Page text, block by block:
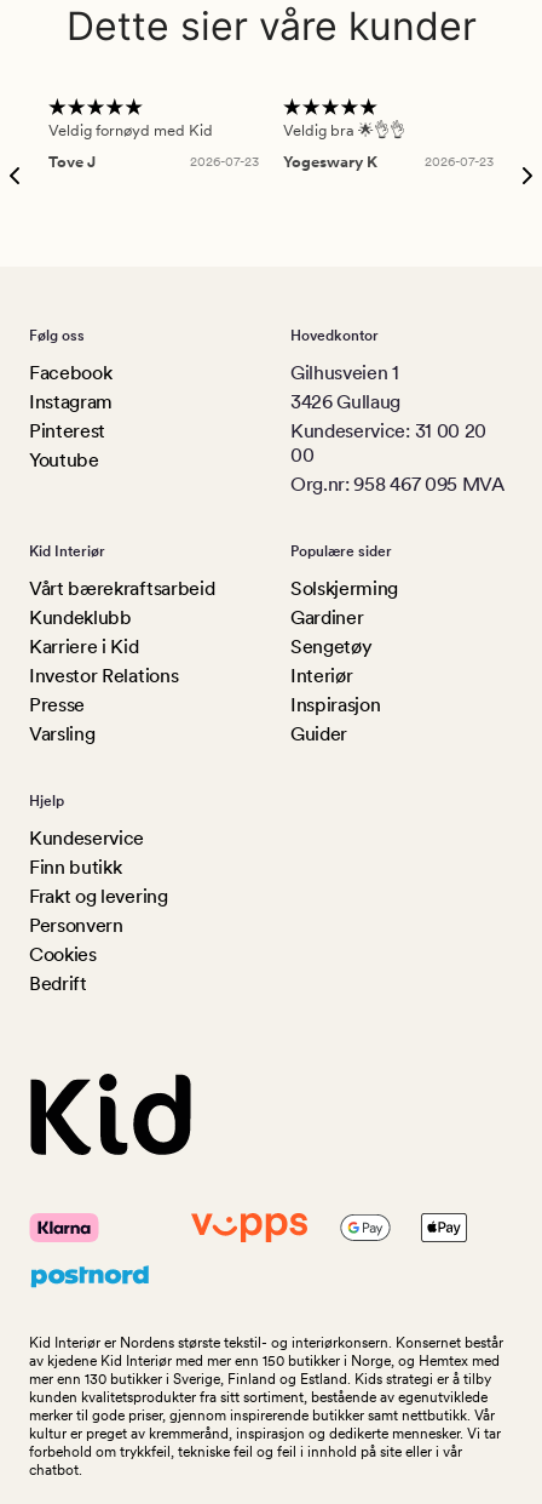
Dette sier våre kunder
Veldig fornøyd med Kid
Tove J
2026-07-23
Veldig bra 🌟👌👌
Yogeswary K
2026-07-23
Følg oss
Facebook
Instagram
Pinterest
Youtube
Hovedkontor
Gilhusveien 1
3426 Gullaug
Kundeservice: 31 00 20
00
Org.nr: 958 467 095 MVA
Kid Interiør
Vårt bærekraftsarbeid
Kundeklubb
Karriere i Kid
Investor Relations
Presse
Varsling
Populære sider
Solskjerming
Gardiner
Sengetøy
Interiør
Inspirasjon
Guider
Hjelp
Kundeservice
Finn butikk
Frakt og levering
Personvern
Cookies
Bedrift
Kid Interiør er Nordens største tekstil- og interiørkonsern. Konsernet består
av kjedene Kid Interiør med mer enn 150 butikker i Norge, og Hemtex med
mer enn 130 butikker i Sverige, Finland og Estland. Kids strategi er å tilby
kunden kvalitetsprodukter fra sitt sortiment, bestående av egenutviklede
merker til gode priser, gjennom inspirerende butikker samt nettbutikk. Vår
kultur er preget av kremmerånd, inspirasjon og dedikerte mennesker. Vi tar
forbehold om trykkfeil, tekniske feil og feil i innhold på site eller i vår
chatbot.